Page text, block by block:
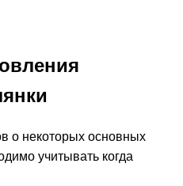
о некоторых основных
учитывать когда